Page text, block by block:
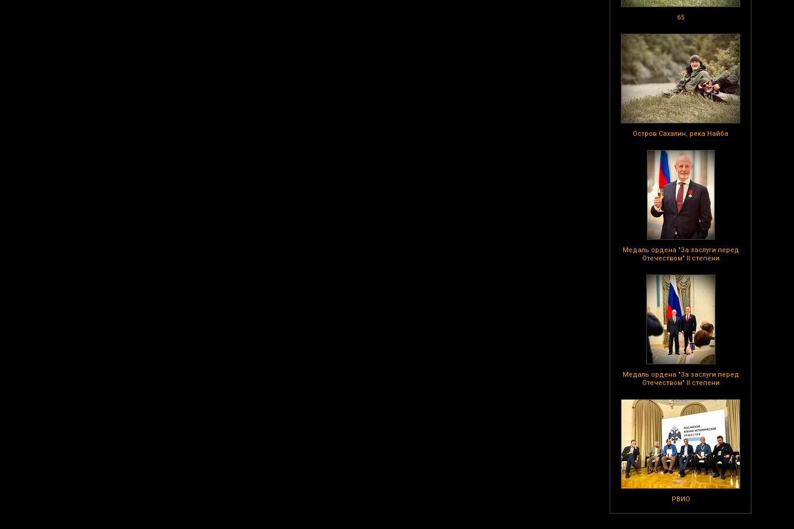
65
Остров Сахалин, река Найба
Медаль ордена "За заслуги перед
Отечеством" II степени
Медаль ордена "За заслуги перед
Отечеством" II степени
РВИО